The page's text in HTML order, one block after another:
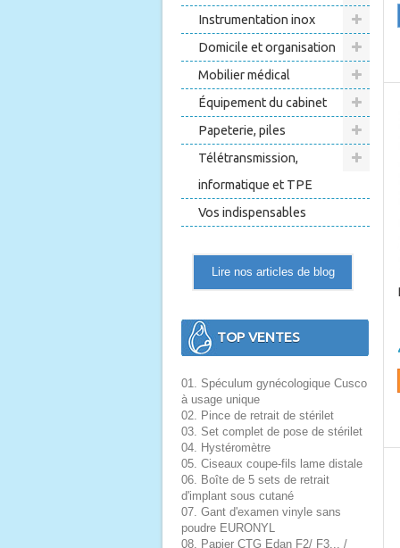
Instrumentation inox
Domicile et organisation
Mobilier médical
Équipement du cabinet
Papeterie, piles
Télétransmission,
informatique et TPE
Vos indispensables
Lire nos articles de blog
TOP VENTES
01. Spéculum gynécologique Cusco
à usage unique
02. Pince de retrait de stérilet
03. Set complet de pose de stérilet
04. Hystéromètre
05. Ciseaux coupe-fils lame distale
06. Boîte de 5 sets de retrait
d'implant sous cutané
07. Gant d'examen vinyle sans
poudre EURONYL
08. Papier CTG Edan F2/ F3... /